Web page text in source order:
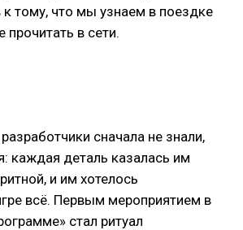
тому, что мы узнаем в поездке
прочитать в сети.
сначала не знали,
каждая деталь казалась им
и им хотелось
всё. Первым мероприятием в
стал ритуал